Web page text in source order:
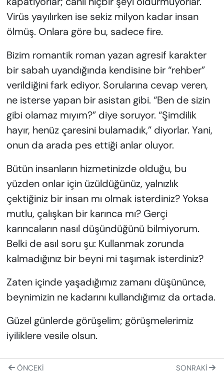
Virüs yayılırken ise sekiz milyon kadar insan
ölmüş. Onlara göre bu, sadece fire.
Bizim romantik roman yazan agresif karakter
bir sabah uyandığında kendisine bir “rehber”
verildiğini fark ediyor. Sorularına cevap veren,
ne isterse yapan bir asistan gibi. “Ben de sizin
gibi olamaz mıyım?” diye soruyor. “Şimdilik
hayır, henüz çaresini bulamadık,” diyorlar. Yani,
onun da arada pes ettiği anlar oluyor.
Bütün insanların hizmetinizde olduğu, bu
yüzden onlar için üzüldüğünüz, yalnızlık
çektiğiniz bir insan mı olmak isterdiniz? Yoksa
mutlu, çalışkan bir karınca mı? Gerçi
karıncaların nasıl düşündüğünü bilmiyorum.
Belki de asıl soru şu: Kullanmak zorunda
kalmadığınız bir beyni mi taşımak isterdiniz?
Zaten içinde yaşadığımız zamanı düşününce,
beynimizin ne kadarını kullandığımız da ortada.
Güzel günlerde görüşelim; görüşmelerimiz
iyiliklere vesile olsun.
ÖNCEKI SONRAKI